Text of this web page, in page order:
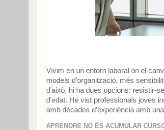
Vivim en un entorn laboral on el
models d’organització, més
d’això, hi ha dues opcions: resistir-
d’edat. He vist professionals joves
amb dècades d’experiència amb
APRENDRE NO ÉS ACUMULAR